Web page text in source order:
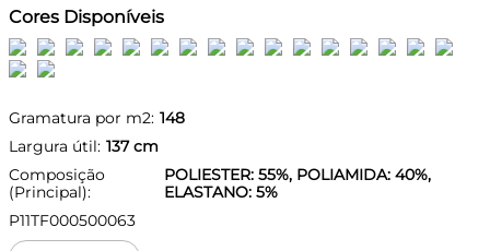
Cores Disponíveis
Gramatura por m2: 148
Largura útil: 137cm
Composição
(Principal):
POLIESTER: 55%, POLIAMIDA: 40%,
ELASTANO: 5%
P11TF000500063